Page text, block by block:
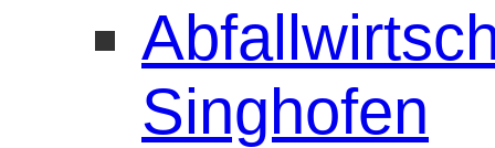
Singhofen